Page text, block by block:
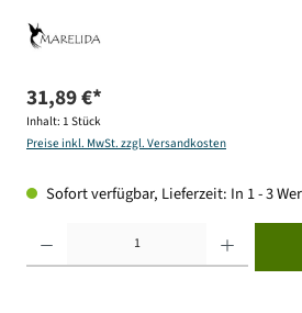
31,89 €*
Inhalt: 1 Stück
Preise inkl. MwSt. zzgl. Versandkosten
Sofort verfügbar, Lieferzeit: In 1 - 3